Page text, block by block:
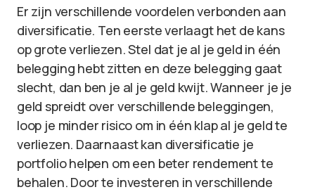
Er zijn verschillende voordelen verbonden aan
diversificatie. Ten eerste verlaagt het de kans
op grote verliezen. Stel dat je al je geld in één
belegging hebt zitten en deze belegging gaat
slecht, dan ben je al je geld kwijt. Wanneer je je
geld spreidt over verschillende beleggingen,
loop je minder risico om in één klap al je geld te
verliezen. Daarnaast kan diversificatie je
portfolio helpen om een beter rendement te
behalen. Door te investeren in verschillende